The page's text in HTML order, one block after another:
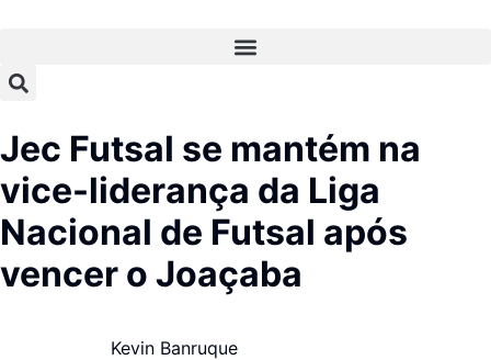
Jec Futsal se mantém na
vice-liderança da Liga
Nacional de Futsal após
vencer o Joaçaba
Kevin Banruque